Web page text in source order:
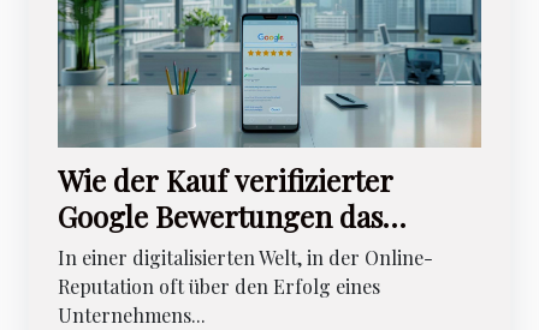
Wie der Kauf verifizierter
Google Bewertungen das
Unternehmensimage
verbessern kann
In einer digitalisierten Welt, in der Online-
Reputation oft über den Erfolg eines
Unternehmens...